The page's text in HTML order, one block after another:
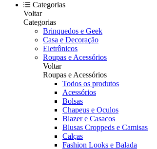
Categorias
Voltar
Categorias
Brinquedos e Geek
Casa e Decoração
Eletrônicos
Roupas e Acessórios
Voltar
Roupas e Acessórios
Todos os produtos
Acessórios
Bolsas
Chapeus e Oculos
Blazer e Casacos
Blusas Croppeds e Camisas
Calças
Fashion Looks e Balada